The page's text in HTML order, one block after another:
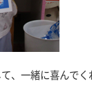
、一緒に喜んでく